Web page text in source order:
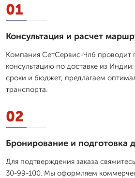
01
Консультация и расчет
Компания СетСервис-Члб проводит
консультацию по доставке из
сроки и бюджет, предлагаем
транспорта.
02
Бронирование и подготовка
Для подтверждения заказа
30-99-100. Мы оформляем